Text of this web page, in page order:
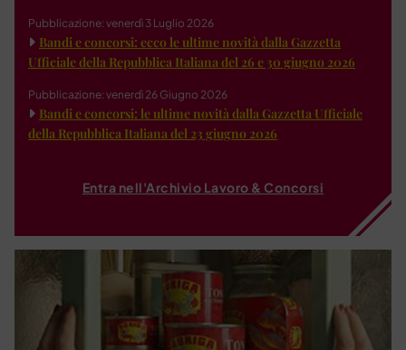
Pubblicazione: venerdì 3 Luglio 2026
Bandi e concorsi: ecco le ultime novità dalla Gazzetta
Ufficiale della Repubblica Italiana del 26 e 30 giugno 2026
Pubblicazione: venerdì 26 Giugno 2026
Bandi e concorsi: le ultime novità dalla Gazzetta Ufficiale
della Repubblica Italiana del 23 giugno 2026
Entra nell'Archivio Lavoro & Concorsi